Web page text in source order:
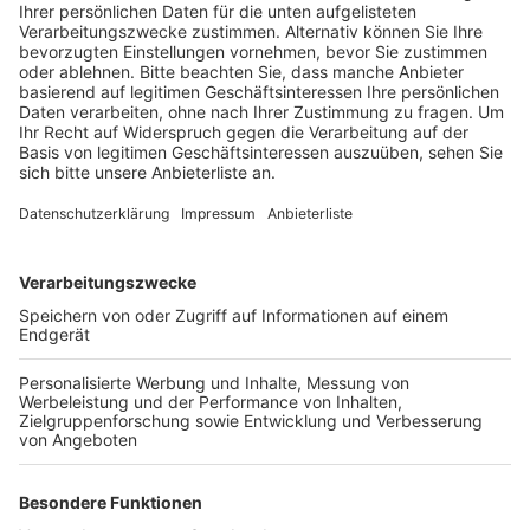
Veröffentlicht:Donnerstag, 30.11.2023 14:24
Anzeige
Zunächst rief ein angeblicher Bankmitarbeiter bei einer
Bergheimerin an und gab vor, dass Betrüger Geld von
ihrem Konto abbuchen wollten. Außerdem sei jetzt ihre
währenddessen habe aber schon der angebliche
Bankmitarbeiter vor der Tür gestanden und unter
einem Vorwand ihre Bankkarte mitgenommen. Ein
weiterer Betrüger versuchte dann als falscher Polizist,
an die PIN zur Karte zu kommen. Die Frau ließ die
Karte sperren und erstattete Anzeige – es soll aber
eine Abbuchung von ihrem Konto gegeben haben, so
die Kreispolizei. Vier weitere Geschädigte erstatteten
ebenfalls Anzeige wegen Betrugsversuchen im Raum